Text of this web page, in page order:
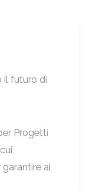
il futuro di
Progetti
ai